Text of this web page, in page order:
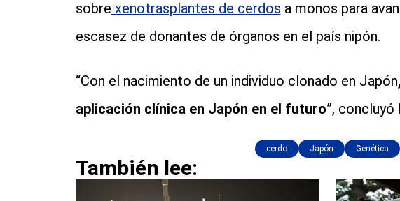
sobre xenotrasplantes de cerdos a monos para
escasez de donantes de órganos en el país nipón.
“Con el nacimiento de un individuo clonado en Japón
aplicación clínica en Japón en el futuro”,
cerdo Japón Genética
También lee: